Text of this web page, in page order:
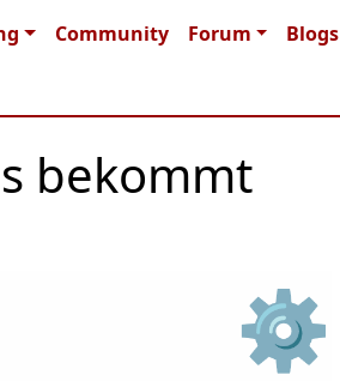
Community Forum Blogs
bekommt
⚙